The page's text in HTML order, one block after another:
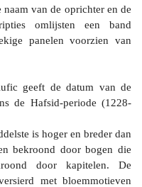
van de oprichter en de
omlijsten een band
panelen voorzien van
geeft de datum van de
de Hafsid-periode (1228-
is hoger en breder dan
bekroond door bogen die
door kapitelen. De
met bloemmotieven